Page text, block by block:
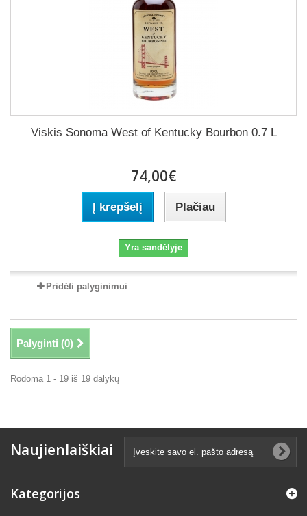
Viskis Sonoma West of Kentucky Bourbon 0.7 L
74,00€
Į krepšelį Plačiau
Yra sandėlyje
Pridėti palyginimui
Palyginti (0)
Rodoma 1 - 19 iš 19 dalykų
Naujienlaiškiai
Kategorijos